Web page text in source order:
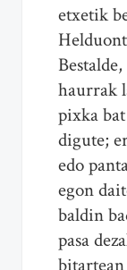
etxetik
haurrak
pixka
digute;
edo
egon
baldin
pasa